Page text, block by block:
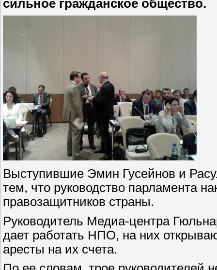
сильное гражданское общество.
Выступившие Эмин Гусейнов и
тем, что руководство парламента
правозащитников страны.
Руководитель Медиа-центра
дает работать НПО, на них
аресты на их счета.